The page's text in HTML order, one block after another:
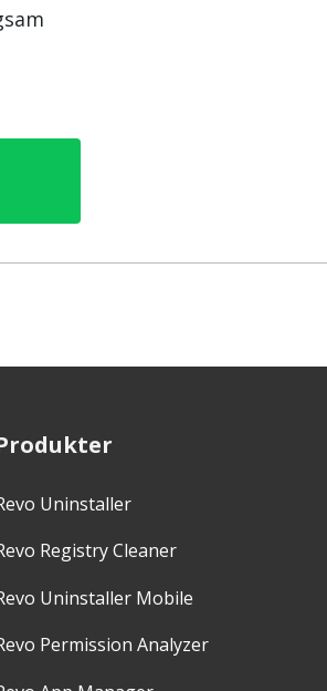
Uninstaller
Registry Cleaner
Uninstaller Mobile
Permission Analyzer